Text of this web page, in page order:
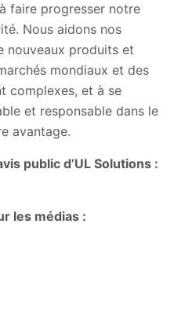
faire progresser notre
Nous aidons nos
nouveaux produits et
mondiaux et des
complexes, et à se
et responsable dans le
avantage.
public d’UL Solutions :
les médias :